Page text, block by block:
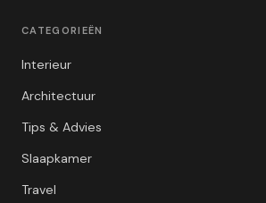
CATEGORIEËN
Interieur
Architectuur
Tips & Advies
Slaapkamer
Travel